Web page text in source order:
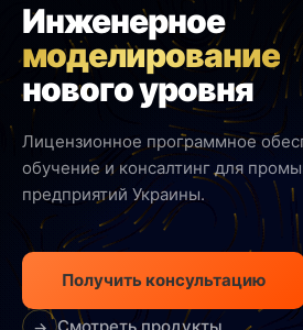
Инженерное
моделирование
нового уровня
Лицензионное программное
обучение и консалтинг для
предприятий Украины.
Получить консультацию